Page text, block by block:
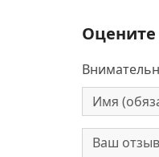
Оцените